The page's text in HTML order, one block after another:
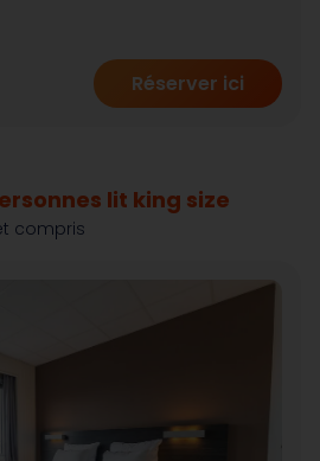
Réserver ici
lit king size
compris